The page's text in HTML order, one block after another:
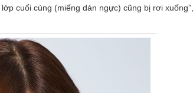
cuối cùng (miếng dán ngực) cũng bị rơi xuống”,